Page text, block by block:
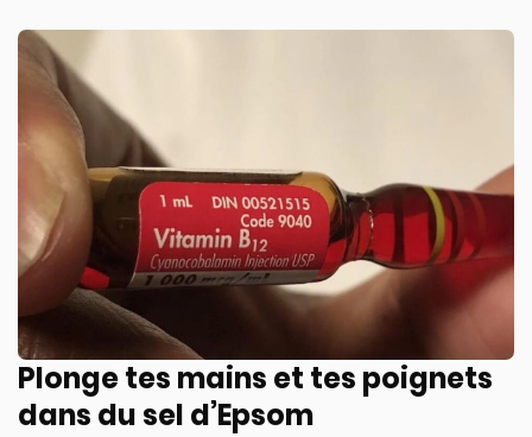
Plonge tes mains et tes poignets
dans du sel d’Epsom